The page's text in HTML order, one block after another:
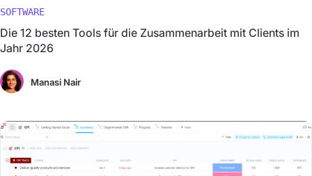
SOFTWARE
Die 12 besten Tools für die Zusammenarbeit mit Clients im
Jahr 2026
Manasi Nair